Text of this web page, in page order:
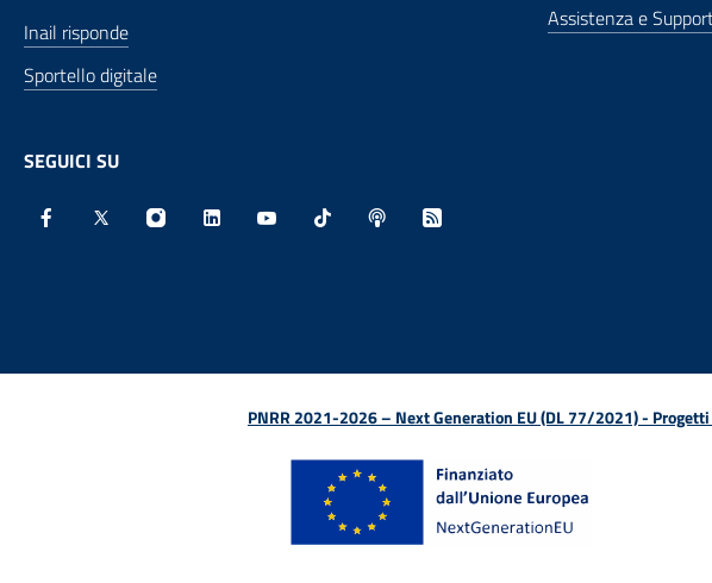
Inail risponde
Sportello digitale
SEGUICI SU
Assistenza e
PNRR 2021-2026 – Next Generation EU (DL 77/2021) -